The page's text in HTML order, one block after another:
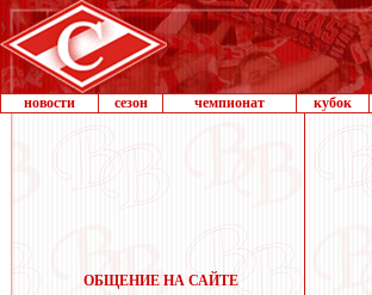
новости сезон чемпионат кубок
ОБЩЕНИЕ НА САЙТЕ